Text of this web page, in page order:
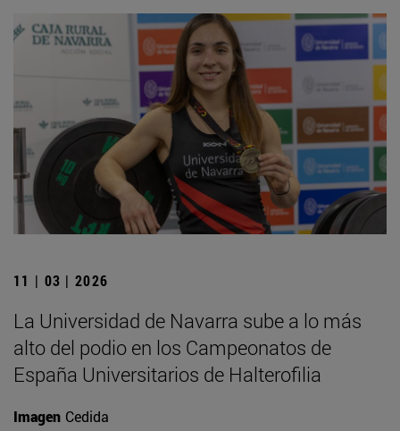
11 | 03 | 2026
La Universidad de Navarra sube a lo más
alto del podio en los Campeonatos de
España Universitarios de Halterofilia
Imagen Cedida